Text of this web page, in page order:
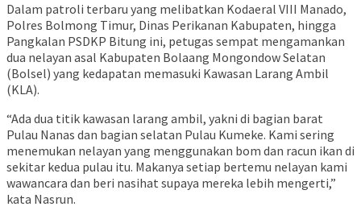
Dalam patroli terbaru yang melibatkan Kodaeral VIII Manado,
Polres Bolmong Timur, Dinas Perikanan Kabupaten, hingga
Pangkalan PSDKP Bitung ini, petugas sempat mengamankan
dua nelayan asal Kabupaten Bolaang Mongondow Selatan
(Bolsel) yang kedapatan memasuki Kawasan Larang Ambil
(KLA).
“Ada dua titik kawasan larang ambil, yakni di bagian barat
Pulau Nanas dan bagian selatan Pulau Kumeke. Kami sering
menemukan nelayan yang menggunakan bom dan racun ikan di
sekitar kedua pulau itu. Makanya setiap bertemu nelayan kami
wawancara dan beri nasihat supaya mereka lebih mengerti,”
kata Nasrun.